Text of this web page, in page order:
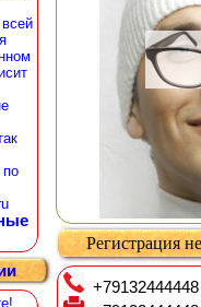
по
Регистрация
+79132444448